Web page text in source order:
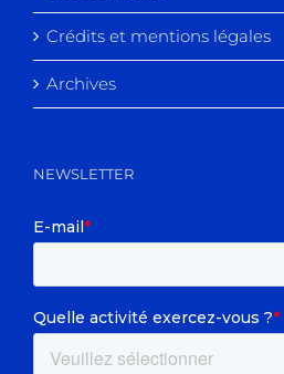
Crédits et mentions légales
Archives
NEWSLETTER